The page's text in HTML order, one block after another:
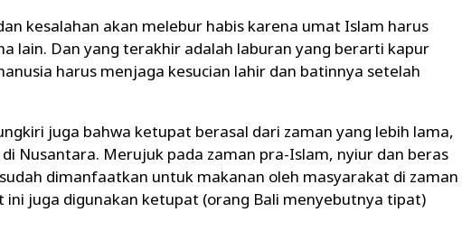
kesalahan akan melebur habis karena umat Islam harus
lain. Dan yang terakhir adalah laburan yang berarti kapur
harus menjaga kesucian lahir dan batinnya setelah
juga bahwa ketupat berasal dari zaman yang lebih lama,
Nusantara. Merujuk pada zaman pra-Islam, nyiur dan beras
dimanfaatkan untuk makanan oleh masyarakat di zaman
ini juga digunakan ketupat (orang Bali menyebutnya tipat)